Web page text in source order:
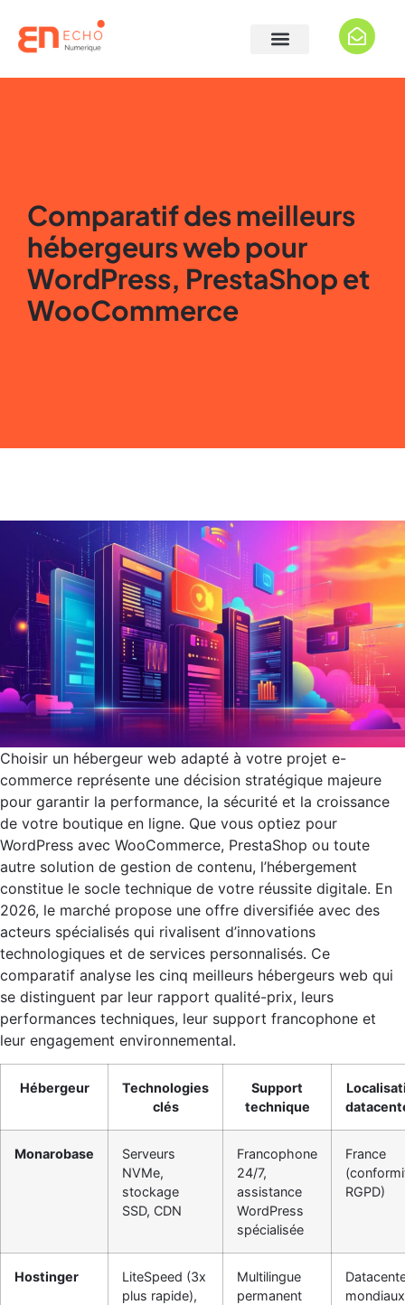
Comparatif des meilleurs
hébergeurs web pour
WordPress, PrestaShop et
WooCommerce
Choisir un hébergeur web adapté à votre projet e-
commerce représente une décision stratégique majeure
pour garantir la performance, la sécurité et la croissance
de votre boutique en ligne. Que vous optiez pour
WordPress avec WooCommerce, PrestaShop ou toute
autre solution de gestion de contenu, l’hébergement
constitue le socle technique de votre réussite digitale. En
2026, le marché propose une offre diversifiée avec des
acteurs spécialisés qui rivalisent d’innovations
technologiques et de services personnalisés. Ce
comparatif analyse les cinq meilleurs hébergeurs web qui
se distinguent par leur rapport qualité-prix, leurs
performances techniques, leur support francophone et
leur engagement environnemental.
Hébergeur
Technologies
clés
Support
technique
Monarobase
Serveurs
NVMe,
stockage
SSD, CDN
Francophone
24/7,
assistance
WordPress
spécialisée
France
RGPD)
Hostinger
LiteSpeed (3x
plus rapide),
Multilingue
permanent
mondiaux